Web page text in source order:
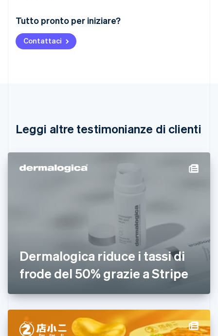
Tutto pronto per iniziare?
Contattaci
Leggi altre testimonianze di clienti
Dermalogica riduce i tassi di
frode del 50% grazie a Stripe
Australia
English
Austria
DeutschEnglish
English Français
Cina continentale
Cipro
Croazia
Finlandia
Svenska
Francia
Germania
日本語 English
Gibilterra